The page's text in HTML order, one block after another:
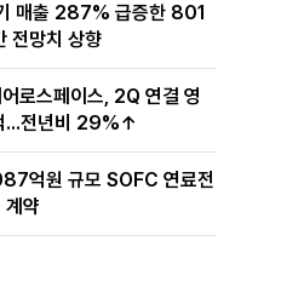
매출 287% 급증한 801
전망치 상향
로스페이스, 2Q 연결 영
...전년비 29%↑
억원 규모 SOFC 연료전
약